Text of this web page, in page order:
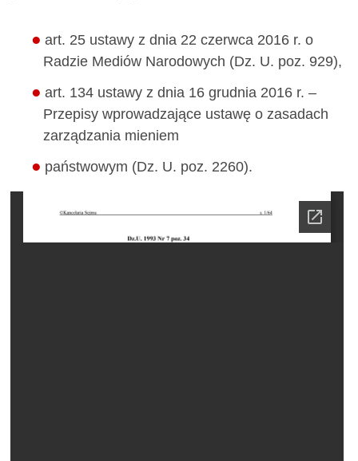
art. 25 ustawy z dnia 22 czerwca 2016 r. o
Radzie Mediów Narodowych (Dz. U. poz. 929),
art. 134 ustawy z dnia 16 grudnia 2016 r. –
Przepisy wprowadzające ustawę o zasadach
zarządzania mieniem
państwowym (Dz. U. poz. 2260).